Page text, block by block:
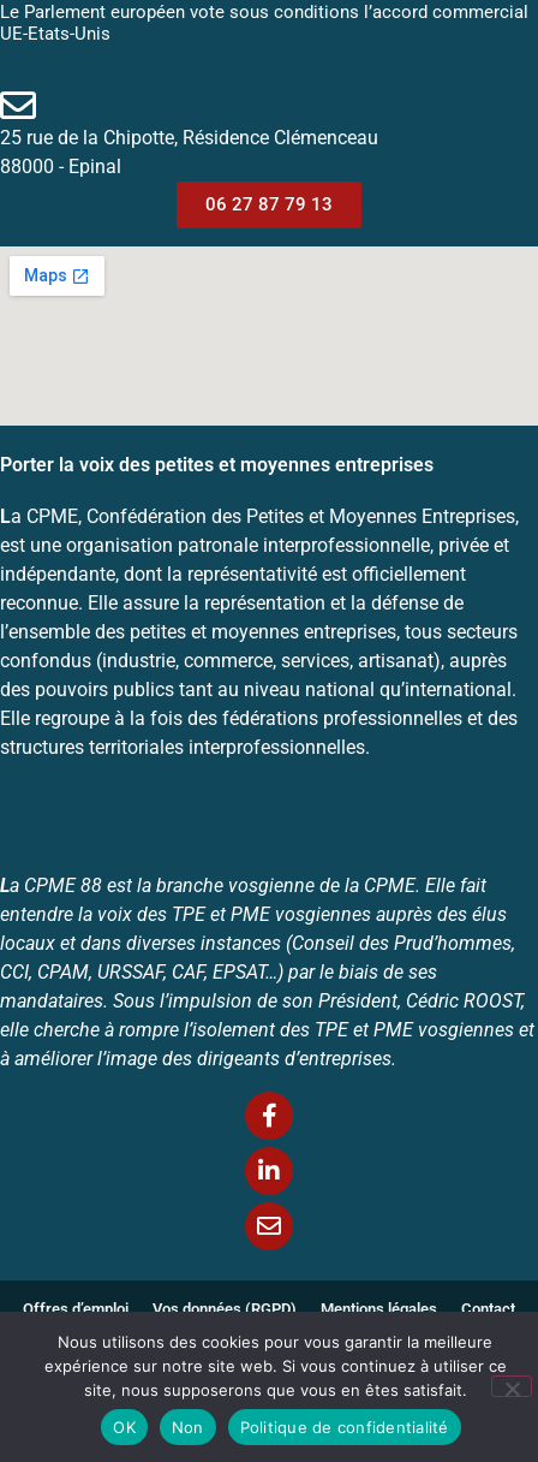
Le Parlement européen vote sous conditions l’accord commercial
UE-Etats-Unis
25 rue de la Chipotte, Résidence Clémenceau
88000 - Epinal
06 27 87 79 13
Porter la voix des petites et moyennes entreprises
La CPME, Confédération des Petites et Moyennes Entreprises,
est une organisation patronale interprofessionnelle, privée et
indépendante, dont la représentativité est officiellement
reconnue. Elle assure la représentation et la défense de
l’ensemble des petites et moyennes entreprises, tous secteurs
confondus (industrie, commerce, services, artisanat), auprès
des pouvoirs publics tant au niveau national qu’international.
Elle regroupe à la fois des fédérations professionnelles et des
structures territoriales interprofessionnelles.
La CPME 88 est la branche vosgienne de la CPME. Elle fait
entendre la voix des TPE et PME vosgiennes auprès des élus
locaux et dans diverses instances (Conseil des Prud’hommes,
CCI, CPAM, URSSAF, CAF, EPSAT…) par le biais de ses
mandataires. Sous l’impulsion de son Président, Cédric ROOST,
elle cherche à rompre l’isolement des TPE et PME vosgiennes et
à améliorer l’image des dirigeants d’entreprises.
Offres d’emploi Vos données (RGPD) Mentions légales Contact
Copyright © 2026LTG SERVICESTous droits réservés
Nous utilisons des cookies pour vous garantir la meilleure
expérience sur notre site web. Si vous continuez à utiliser ce
site, nous supposerons que vous en êtes satisfait.
OK
Non Politique de confidentialité